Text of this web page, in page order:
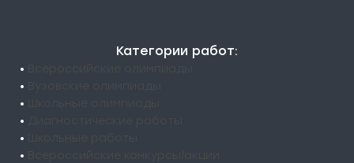
Категории работ:
•
•
•
•
•
•